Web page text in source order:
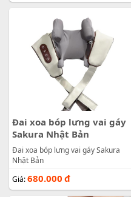
Đai xoa bóp lưng vai gáy
Sakura Nhật Bản
Đai xoa bóp lưng vai gáy Sakura
Nhật Bản
Giá:680.000 đ